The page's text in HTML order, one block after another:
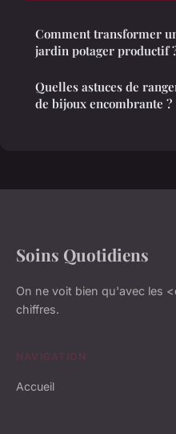
Comment transformer
jardin potager productif
Quelles astuces de
de bijoux encombrante ?
Soins Quotidiens
On ne voit bien qu'avec les
chiffres.
NAVIGATION
Accueil